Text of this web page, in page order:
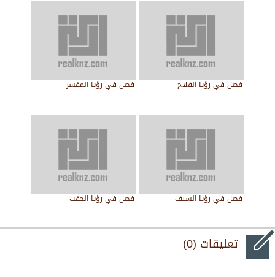
فصل في رؤيا الفلاح فصل في رؤيا المفسر
فصل في رؤيا السيف فصل في رؤيا الحقب
تعليقات (0)